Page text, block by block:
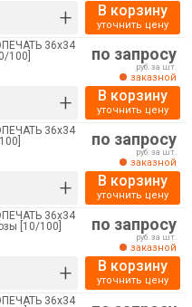
+ В корзину
уточнить цену
36х34
100]
+
по запросу
руб. за шт.
заказной
В корзину
уточнить цену
36х34
+
по запросу
руб. за шт.
заказной
В корзину
уточнить цену
36х34
[10/100]
+
по запросу
руб. за шт.
заказной
В корзину
уточнить цену
36х34